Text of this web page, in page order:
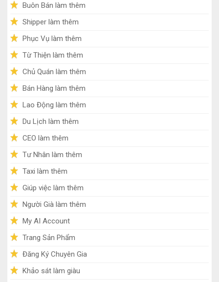
Buôn Bán làm thêm
Shipper làm thêm
Phục Vụ làm thêm
Từ Thiện làm thêm
Chủ Quán làm thêm
Bán Hàng làm thêm
Lao Động làm thêm
Du Lịch làm thêm
CEO làm thêm
Tư Nhân làm thêm
Taxi làm thêm
Giúp việc làm thêm
Người Già làm thêm
My AI Account
Trang Sản Phẩm
Đăng Ký Chuyên Gia
Khảo sát làm giàu